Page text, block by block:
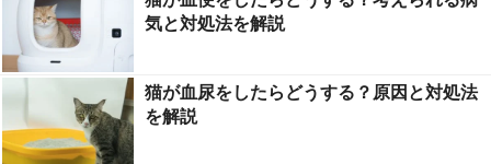
気と対処法を解説
猫が血尿をしたらどうする？原因と対処法
を解説